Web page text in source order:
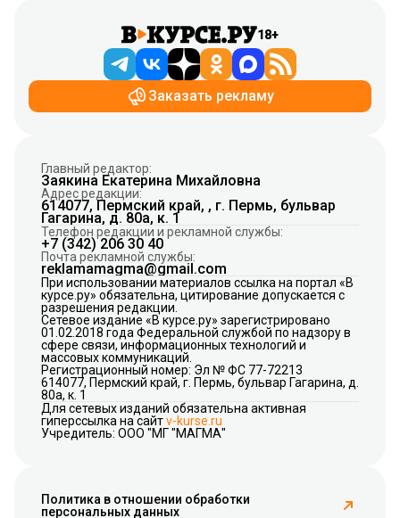
18+
Заказать рекламу
Главный редактор:
Заякина Екатерина Михайловна
Адрес редакции:
614077, Пермский край, , г. Пермь, бульвар
Гагарина, д. 80а, к. 1
Телефон редакции и рекламной службы:
+7 (342) 206 30 40
Почта рекламной службы:
reklamamagma@gmail.com
При использовании материалов ссылка на портал «В
курсе.ру» обязательна, цитирование допускается с
разрешения редакции.
Сетевое издание «В курсе.ру» зарегистрировано
01.02.2018 года Федеральной службой по надзору в
сфере связи, информационных технологий и
массовых коммуникаций.
Регистрационный номер: Эл № ФС 77-72213
614077, Пермский край, г. Пермь, бульвар Гагарина, д.
80а, к. 1
Для сетевых изданий обязательна активная
гиперссылка на сайтv-kurse.ru
Учредитель: ООО "МГ "МАГМА"
Политика в отношении обработки
персональных данных